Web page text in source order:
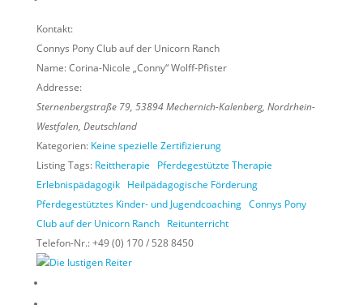
Kontakt:
Connys Pony Club auf der Unicorn Ranch
Name:Corina-Nicole „Conny“ Wolff-Pfister
Addresse:
Sternenbergstraße 79, 53894Mechernich-Kalenberg, Nordrhein-
Westfalen, Deutschland
Kategorien: Keine spezielle Zertifizierung
Listing Tags: Reittherapie
Pferdegestützte Therapie
Erlebnispädagogik Heilpädagogische Förderung
Pferdegestütztes Kinder- und Jugendcoaching Connys Pony
Club auf der Unicorn Ranch Reitunterricht
Telefon-Nr.:+49 (0) 170 / 528 8450